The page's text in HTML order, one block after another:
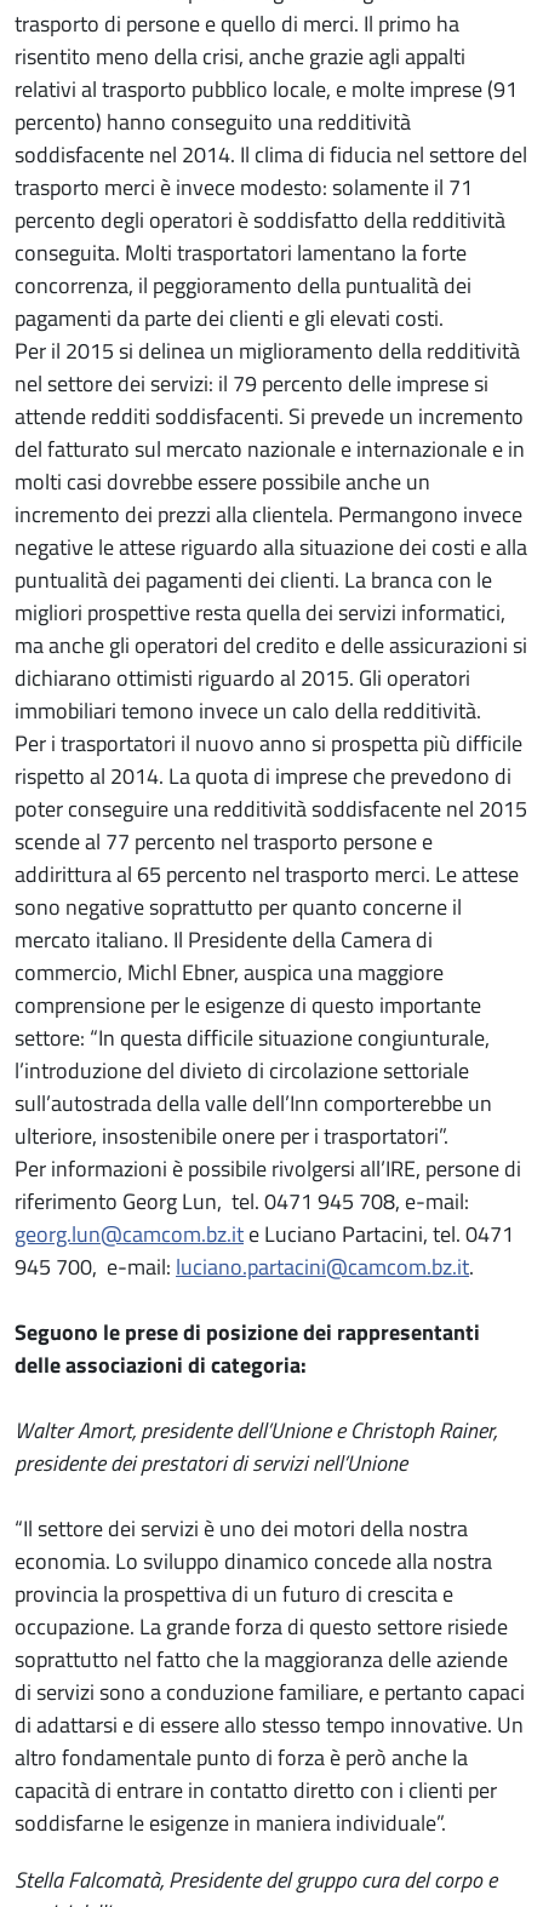
trasporto di persone e quello di merci. Il primo ha
risentito meno della crisi, anche grazie agli appalti
relativi al trasporto pubblico locale, e molte imprese (91
percento) hanno conseguito una redditività
soddisfacente nel 2014. Il clima di fiducia nel settore del
trasporto merci è invece modesto: solamente il 71
percento degli operatori è soddisfatto della redditività
conseguita. Molti trasportatori lamentano la forte
concorrenza, il peggioramento della puntualità dei
pagamenti da parte dei clienti e gli elevati costi.
Per il 2015 si delinea un miglioramento della redditività
nel settore dei servizi: il 79 percento delle imprese si
attende redditi soddisfacenti. Si prevede un incremento
del fatturato sul mercato nazionale e internazionale e in
molti casi dovrebbe essere possibile anche un
incremento dei prezzi alla clientela. Permangono invece
negative le attese riguardo alla situazione dei costi e alla
puntualità dei pagamenti dei clienti. La branca con le
migliori prospettive resta quella dei servizi informatici,
ma anche gli operatori del credito e delle assicurazioni si
dichiarano ottimisti riguardo al 2015. Gli operatori
immobiliari temono invece un calo della redditività.
Per i trasportatori il nuovo anno si prospetta più difficile
rispetto al 2014. La quota di imprese che prevedono di
poter conseguire una redditività soddisfacente nel 2015
scende al 77 percento nel trasporto persone e
addirittura al 65 percento nel trasporto merci. Le attese
sono negative soprattutto per quanto concerne il
mercato italiano. Il Presidente della Camera di
commercio, Michl Ebner, auspica una maggiore
comprensione per le esigenze di questo importante
settore: “In questa difficile situazione congiunturale,
l’introduzione del divieto di circolazione settoriale
sull’autostrada della valle dell’Inn comporterebbe un
ulteriore, insostenibile onere per i trasportatori”.
Per informazioni è possibile rivolgersi all’IRE, persone di
riferimento Georg Lun, tel. 0471 945 708, e-mail:
georg.lun@camcom.bz.ite Luciano Partacini, tel. 0471
945 700, e-mail: luciano.partacini@camcom.bz.it.
Seguono le prese di posizione dei rappresentanti
delle associazioni di categoria:
Walter Amort, presidente dell’Unione e Christoph Rainer,
presidente dei prestatori di servizi nell’Unione
“Il settore dei servizi è uno dei motori della nostra
economia. Lo sviluppo dinamico concede alla nostra
provincia la prospettiva di un futuro di crescita e
occupazione. La grande forza di questo settore risiede
soprattutto nel fatto che la maggioranza delle aziende
di servizi sono a conduzione familiare, e pertanto capaci
di adattarsi e di essere allo stesso tempo innovative. Un
altro fondamentale punto di forza è però anche la
capacità di entrare in contatto diretto con i clienti per
soddisfarne le esigenze in maniera individuale”.
Stella Falcomatà, Presidente del gruppo cura del corpo e